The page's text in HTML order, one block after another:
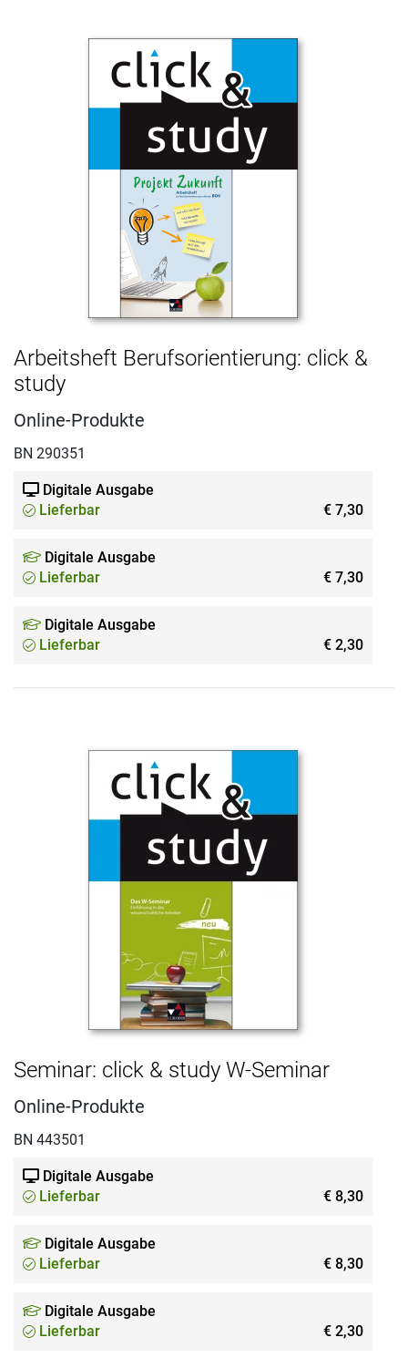
Arbeitsheft Berufsorientierung: click &
study
Online-Produkte
BN 290351
Digitale Ausgabe
Lieferbar
€ 7,30
Digitale Ausgabe
Lieferbar
€ 7,30
Digitale Ausgabe
Lieferbar
€ 2,30
Seminar: click & study W-Seminar
Online-Produkte
BN 443501
Digitale Ausgabe
Lieferbar
€ 8,30
Digitale Ausgabe
Lieferbar
€ 8,30
Digitale Ausgabe
Lieferbar
€ 2,30